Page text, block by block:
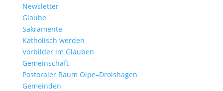
News­letter
Glaube
Sakra­mente
Katho­lisch werden
Vorbilder im Glauben
Gemein­schaft
Pasto­raler Raum Olpe–Drolshagen
Gemeinden